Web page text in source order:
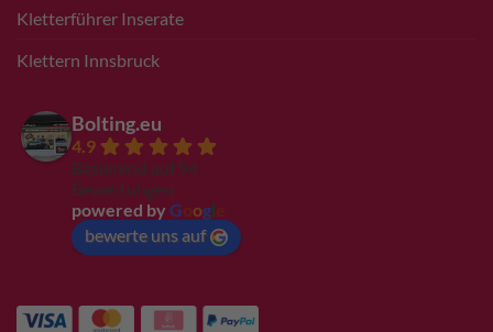
Kletterführer Inserate
Klettern Innsbruck
Bolting.eu
4.9
Basierend auf 94
Bewertungen
powered by G ogl
bewerte uns auf